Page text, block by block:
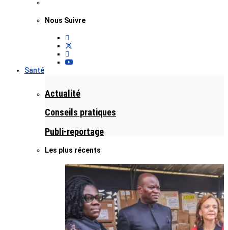
Nous Suivre
Santé
Actualité
Conseils pratiques
Publi-reportage
Les plus récents